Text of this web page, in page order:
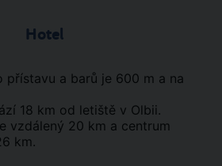
Hotel
přístavu a barů je 600 m a na
18 km od letiště v Olbii.
vzdálený 20 km a centrum
km.